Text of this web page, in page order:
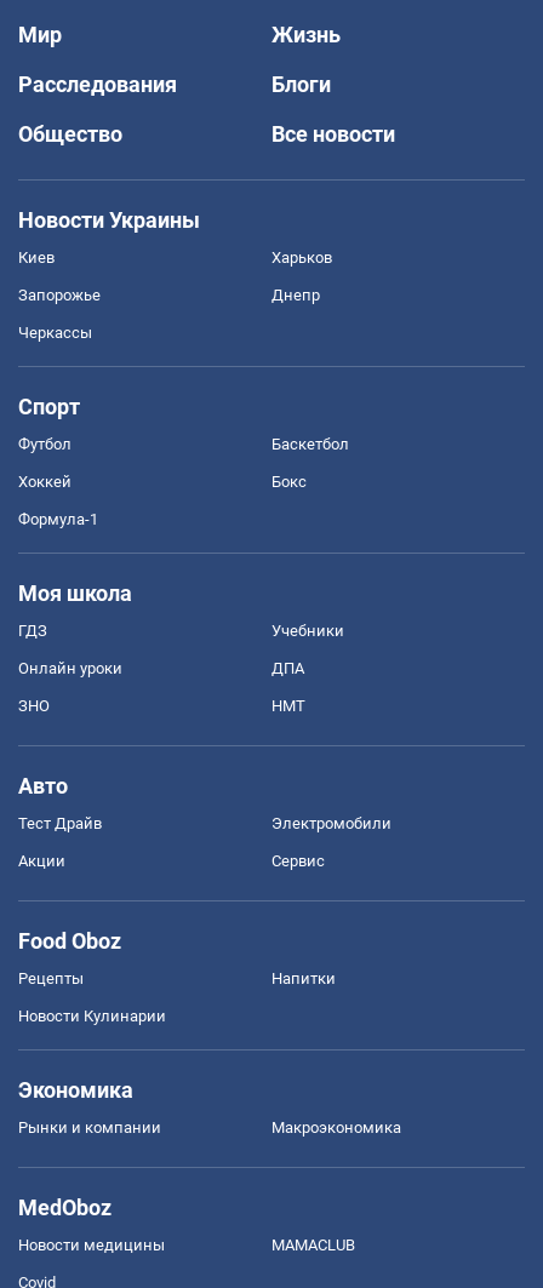
Мир
Жизнь
Расследования
Блоги
Общество
Все новости
Новости Украины
Киев Харьков
Запорожье Днепр
Черкассы
Спорт
Футбол Баскетбол
Хоккей Бокс
Формула-1
Моя школа
ГДЗ Учебники
Онлайн уроки ДПА
ЗНО НМТ
Авто
Тест Драйв Электромобили
Акции Сервис
Food Oboz
Рецепты Напитки
Новости Кулинарии
Экономика
Рынки и компании Mакроэкономика
MedOboz
Новости медицины MAMACLUB
Covid